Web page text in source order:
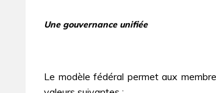
Une gouvernance unifiée
Le modèle fédéral permet aux